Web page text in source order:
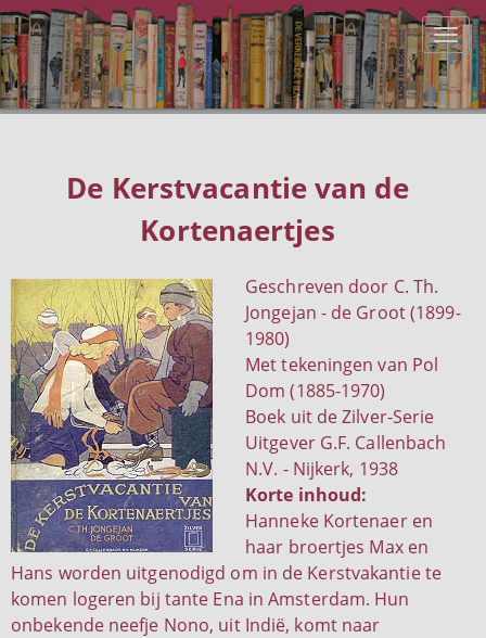
De Kerstvacantie van de
Kortenaertjes
Geschreven door C. Th.
Jongejan - de Groot (1899-
1980)
Met tekeningen van Pol
Dom (1885-1970)
Boek uit de Zilver-Serie
Uitgever G.F. Callenbach
N.V. - Nijkerk, 1938
Korte inhoud:
Hanneke Kortenaer en
haar broertjes Max en
Hans worden uitgenodigd om in de Kerstvakantie te
komen logeren bij tante Ena in Amsterdam. Hun
onbekende neefje Nono, uit Indië, komt naar